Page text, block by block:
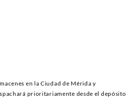
en la Ciudad de Mérida y
prioritariamente desde el depósito